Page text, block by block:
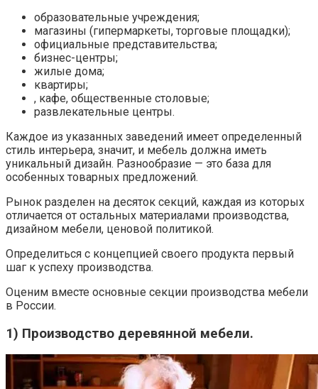
образовательные учреждения;
магазины (гипермаркеты, торговые площадки);
официальные представительства;
бизнес-центры;
жилые дома;
квартиры;
, кафе, общественные столовые;
развлекательные центры.
Каждое из указанных заведений имеет определенный
стиль интерьера, значит, и мебель должна иметь
уникальный дизайн. Разнообразие — это база для
особенных товарных предложений.
Рынок разделен на десяток секций, каждая из которых
отличается от остальных материалами производства,
дизайном мебели, ценовой политикой.
Определиться с концепцией своего продукта первый
шаг к успеху производства.
Оценим вместе основные секции производства мебели
в России.
1) Производство деревянной мебели.